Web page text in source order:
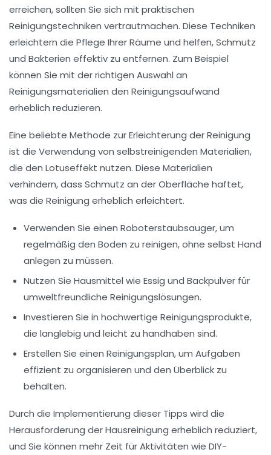
erreichen, sollten Sie sich mit praktischen
Reinigungstechniken vertrautmachen. Diese Techniken
erleichtern die Pflege Ihrer Räume und helfen, Schmutz
und Bakterien effektiv zu entfernen. Zum Beispiel
können Sie mit der richtigen Auswahl an
Reinigungsmaterialien den Reinigungsaufwand
erheblich reduzieren.
Eine beliebte Methode zur Erleichterung der Reinigung
ist die Verwendung von selbstreinigenden Materialien,
die den Lotuseffekt nutzen. Diese Materialien
verhindern, dass Schmutz an der Oberfläche haftet,
was die Reinigung erheblich erleichtert.
Verwenden Sie einen Roboterstaubsauger, um
regelmäßig den Boden zu reinigen, ohne selbst Hand
anlegen zu müssen.
Nutzen Sie Hausmittel wie Essig und Backpulver für
umweltfreundliche Reinigungslösungen.
Investieren Sie in hochwertige Reinigungsprodukte,
die langlebig und leicht zu handhaben sind.
Erstellen Sie einen Reinigungsplan, um Aufgaben
effizient zu organisieren und den Überblick zu
behalten.
Durch die Implementierung dieser Tipps wird die
Herausforderung derHausreinigung erheblich reduziert,
und Sie können mehr Zeit für Aktivitäten wie DIY-